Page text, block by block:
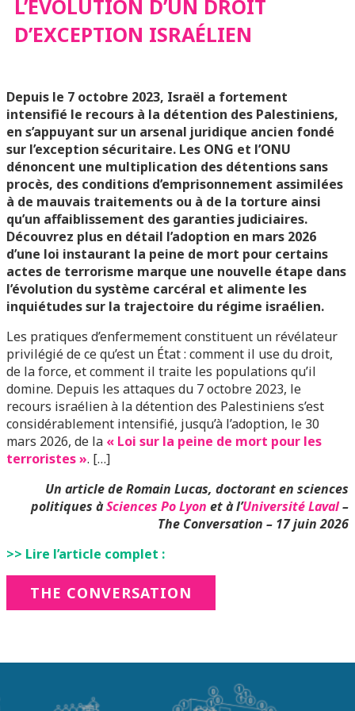
ISRAÉLIEN
L’ÉVOLUTION D’UN DROIT
D’EXCEPTION ISRAÉLIEN
Depuis le 7 octobre 2023, Israël a fortement
intensifié le recours à la détention des Palestiniens,
en s’appuyant sur un arsenal juridique ancien fondé
sur l’exception sécuritaire. Les ONG et l’ONU
dénoncent une multiplication des détentions sans
procès, des conditions d’emprisonnement assimilées
à de mauvais traitements ou à de la torture ainsi
qu’un affaiblissement des garanties judiciaires.
Découvrez plus en détail l’adoption en mars 2026
d’une loi instaurant la peine de mort pour certains
actes de terrorisme marque une nouvelle étape dans
l’évolution du système carcéral et alimente les
inquiétudes sur la trajectoire du régime israélien.
Les pratiques d’enfermement constituent un révélateur
privilégié de ce qu’est un État : comment il use du droit,
de la force, et comment il traite les populations qu’il
domine. Depuis les attaques du 7 octobre 2023, le
recours israélien à la détention des Palestiniens s’est
considérablement intensifié, jusqu’à l’adoption, le 30
mars 2026, de la « Loi sur la peine de mort pour les
terroristes ». […]
Un article de Romain Lucas, doctorant en sciences
politiques àSciences Po Lyon et à l’Université Laval–
The Conversation – 17 juin 2026
>> Lire l’article complet :
THE CONVERSATION